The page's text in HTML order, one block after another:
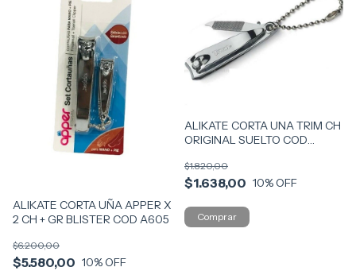
ALIKATE CORTA UÑA APPER X
2 CH + GR BLISTER COD A605
$5.580,00
$6.200,00
10% OFF
ALIKATE CORTA UNA TRIM CH
ORIGINAL SUELTO COD
$1.638,00
$1.820,00
10% OFF